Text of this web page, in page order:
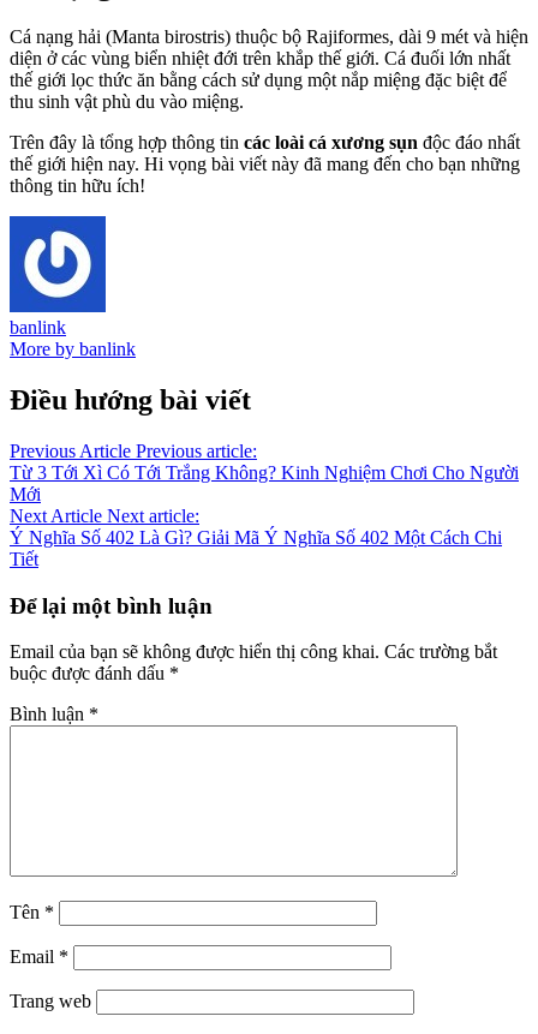
Cá nạng hải (Manta birostris) thuộc bộ Rajiformes, dài 9 mét và hiện
diện ở các vùng biển nhiệt đới trên khắp thế giới. Cá đuối lớn nhất
thế giới lọc thức ăn bằng cách sử dụng một nắp miệng đặc biệt để
thu sinh vật phù du vào miệng.
Trên đây là tổng hợp thông tin các loài cá xương sụn độc đáo nhất
thế giới hiện nay. Hi vọng bài viết này đã mang đến cho bạn những
thông tin hữu ích!
banlink
More by banlink
Điều hướng bài viết
Previous Article Previous article:
Từ 3 Tới Xì Có Tới Trắng Không? Kinh Nghiệm Chơi Cho Người
Mới
Next Article Next article:
Ý Nghĩa Số 402 Là Gì? Giải Mã Ý Nghĩa Số 402 Một Cách Chi
Tiết
Để lại một bình luận
Email của bạn sẽ không được hiển thị công khai. Các trường bắt
buộc được đánh dấu *
Bình luận *
Tên *
Email *
Trang web